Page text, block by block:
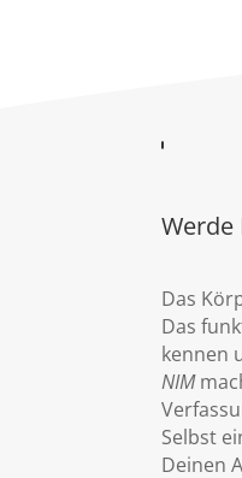
Werde
Das
Das
kennen
NIM
Selbst
Deinen